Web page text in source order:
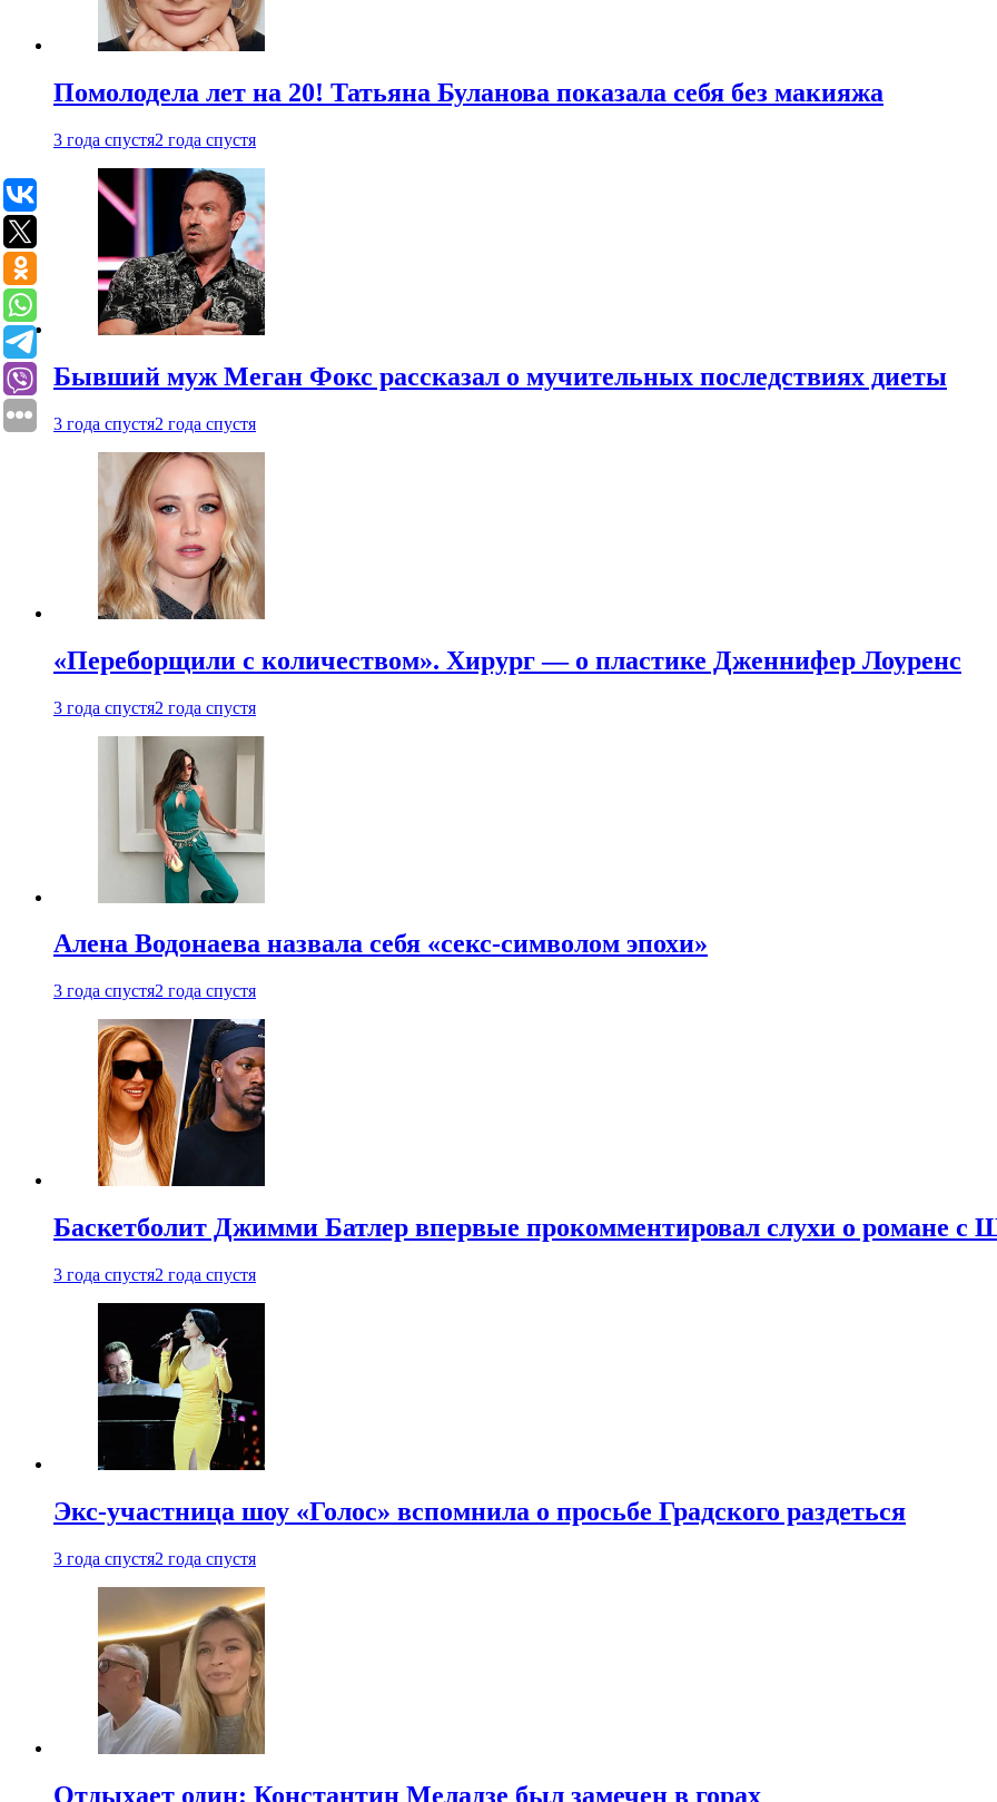
Помолодела лет на 20! Татьяна Буланова показала себя без макияжа
3 года спустя2 года спустя
Бывший муж Меган Фокс рассказал о мучительных последствиях диеты
3 года спустя2 года спустя
«Переборщили с количеством». Хирург — о пластике Дженнифер Лоуренс
3 года спустя2 года спустя
Алена Водонаева назвала себя «секс-символом эпохи»
3 года спустя2 года спустя
Баскетболит Джимми Батлер впервые прокомментировал слухи о романе с
3 года спустя2 года спустя
Экс-участница шоу «Голос» вспомнила о просьбе Градского раздеться
3 года спустя2 года спустя
Отдыхает один: Константин Меладзе был замечен в горах